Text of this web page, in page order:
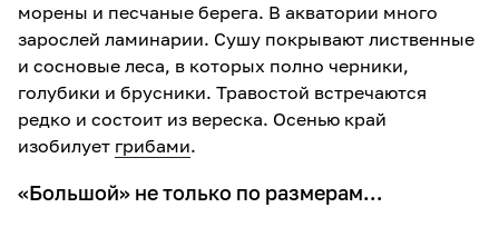
морены и песчаные берега. В акватории много
зарослей ламинарии. Сушу покрывают лиственные
и сосновые леса, в которых полно черники,
голубики и брусники. Травостой встречаются
редко и состоит из вереска. Осенью край
изобилует грибами.
«Большой» не только по размерам…